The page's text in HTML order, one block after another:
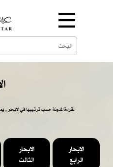
لقراءة المدونة حسب ترتيبها في الابحار ,
الابحار
الثالث
الابحار
الرابع